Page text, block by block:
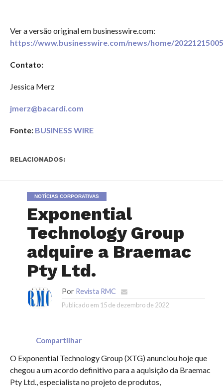
Ver a versão original em businesswire.com:
https://www.businesswire.com/news/home/
Contato:
Jessica Merz
jmerz@bacardi.com
Fonte: BUSINESS WIRE
RELACIONADOS:
NOTÍCIAS CORPORATIVAS
Exponential
Technology Group
adquire a Braemac
Pty Ltd.
Por Revista RMC
Publicado em 15 de dezembro de 2022
Compartilhar
O Exponential Technology Group (XTG) anunciou hoje que
chegou a um acordo definitivo para a aquisição da Braemac
Pty Ltd., especialista no projeto de produtos,